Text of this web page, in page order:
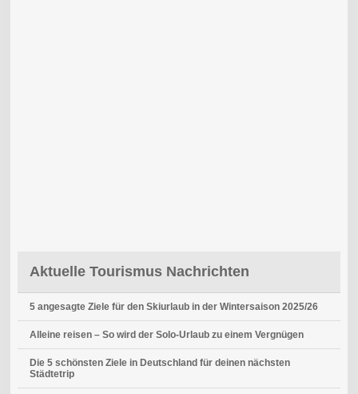
Aktuelle Tourismus Nachrichten
5 angesagte Ziele für den Skiurlaub in der Wintersaison 2025/26
Alleine reisen – So wird der Solo-Urlaub zu einem Vergnügen
Die 5 schönsten Ziele in Deutschland für deinen nächsten
Städtetrip